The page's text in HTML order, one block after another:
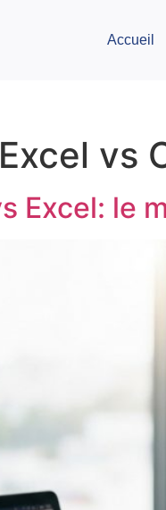
Accueil
Excel vs
Excel: le